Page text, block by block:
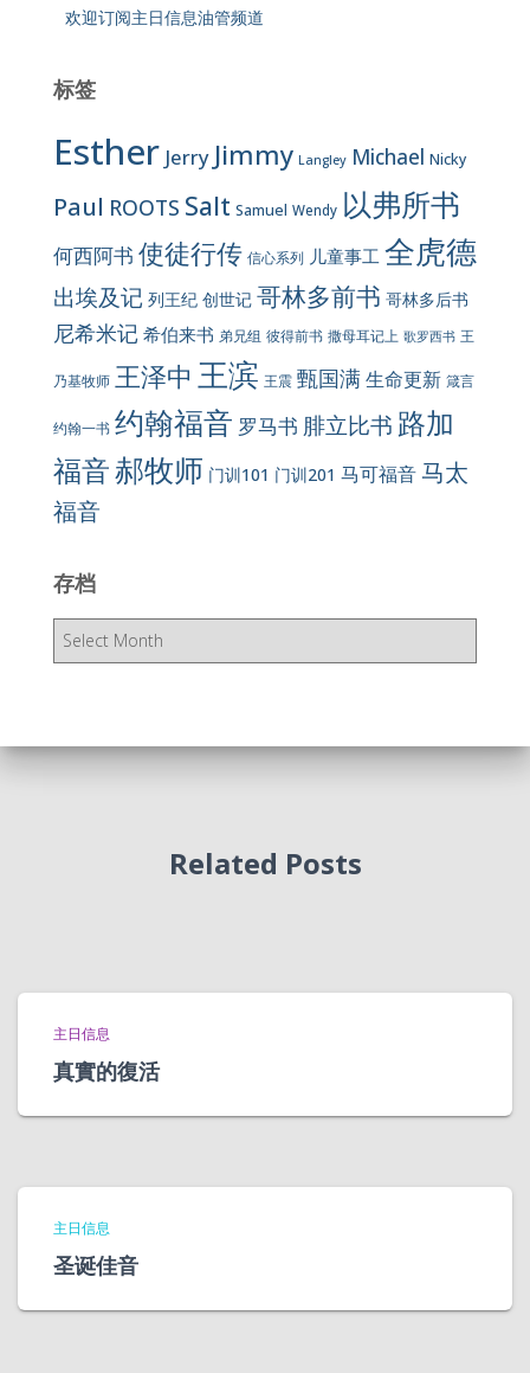
欢迎订阅主日信息油管频道
标签
Esther Jerry Jimmy Langley Michael Nicky
Paul ROOTS Salt Samuel Wendy 以弗所书
何西阿书 使徒行传 信心系列 儿童事工 全虎德
出埃及记 列王纪 创世记 哥林多前书 哥林多后书
尼希米记 希伯来书 弟兄组 彼得前书 撒母耳记上 歌罗西书 王
乃基牧师 王泽中 王滨 王震 甄国满生命更新 箴言
约翰一书 约翰福音 罗马书 腓立比书 路加
福音郝牧师 门训101 门训201 马可福音马太
福音
存档
存
Related Posts
主日信息
真實的復活
主日信息
圣诞佳音